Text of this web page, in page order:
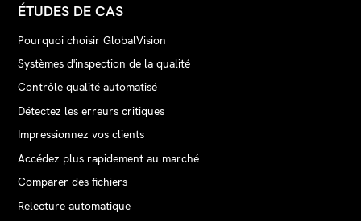
ÉTUDES DE CAS
Pourquoi choisir GlobalVision
Systèmes d'inspection de la qualité
Contrôle qualité automatisé
Détectez les erreurs critiques
Impressionnez vos clients
Accédez plus rapidement au marché
Comparer des fichiers
Relecture automatique